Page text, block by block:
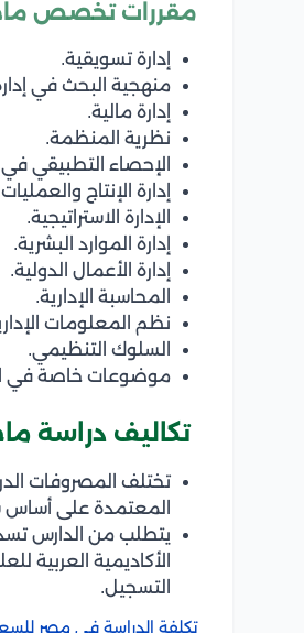
مقررات تخصص
إدارة تسويقية.
منهجية البحث في
إدارة مالية.
نظرية المنظمة.
الإحصاء التطبيقي في
إدارة الإنتاج
الإدارة الاستراتيجية.
إدارة الموارد البشرية.
إدارة الأعمال الدولية.
المحاسبة الإدارية.
نظم المعلومات
السلوك التنظيمي.
موضوعات خاصة في
تكاليف دراسة
تختلف المصروفات
المعتمدة على أساس
يتطلب من الدارس
الأكاديمية العربية
التسجيل.
تكلفة الدراسة في مصر